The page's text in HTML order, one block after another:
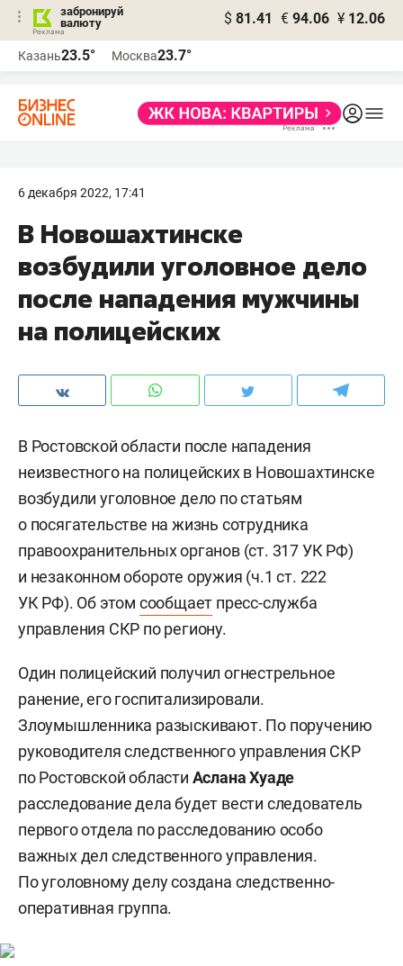
забронируй
валюту
$ 81.41 € 94.06 ¥ 12.06
Казань23.5° Москва23.7°
6 декабря 2022, 17:41
В Новошахтинске
возбудили уголовное дело
после нападения мужчины
на полицейских
В Ростовской области после нападения
неизвестного на полицейских в Новошахтинске
возбудили уголовное дело по статьям
о посягательстве на жизнь сотрудника
правоохранительных органов (ст. 317 УК РФ)
и незаконном обороте оружия (ч.1 ст. 222
УК РФ). Об этом сообщает пресс-служба
управления СКР по региону.
Один полицейский получил огнестрельное
ранение, его госпитализировали.
Злоумышленника разыскивают. По поручению
руководителя следственного управления СКР
по Ростовской области Аслана Хуаде
расследование дела будет вести следователь
первого отдела по расследованию особо
важных дел следственного управления.
По уголовному делу создана следственно-
оперативная группа.